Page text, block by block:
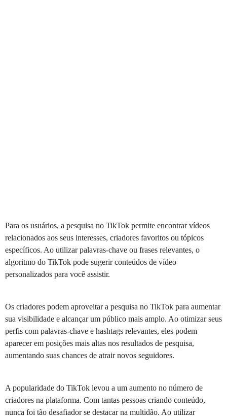
Para os usuários, a pesquisa no TikTok permite encontrar vídeos
relacionados aos seus interesses, criadores favoritos ou tópicos
específicos. Ao utilizar palavras-chave ou frases relevantes, o
algoritmo do TikTok pode sugerir conteúdos de vídeo
personalizados para você assistir.
Os criadores podem aproveitar a pesquisa no TikTok para aumentar
sua visibilidade e alcançar um público mais amplo. Ao otimizar seus
perfis com palavras-chave e hashtags relevantes, eles podem
aparecer em posições mais altas nos resultados de pesquisa,
aumentando suas chances de atrair novos seguidores.
A popularidade do TikTok levou a um aumento no número de
criadores na plataforma. Com tantas pessoas criando conteúdo,
nunca foi tão desafiador se destacar na multidão. Ao utilizar